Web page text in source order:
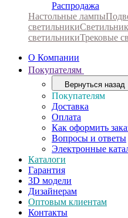
Распродажа
Настольные лампы
светильники
светильникиТрековые
О Компании
Покупателям
Вернуться назад
Покупателям
Доставка
Оплата
Как оформить
Вопросы и ответы
Электронные
Каталоги
Гарантия
3D модели
Дизайнерам
Оптовым клиентам
Контакты